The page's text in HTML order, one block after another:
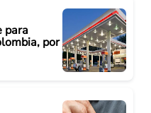
para
por